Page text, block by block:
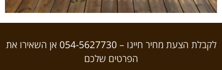
לקבלת הצעת מחיר חייגו –
אן השאירו את
הפרטים שלכם